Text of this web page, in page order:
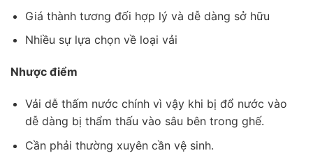
Giá thành tương đối hợp lý và dễ dàng sở hữu
Nhiều sự lựa chọn về loại vải
Nhược điểm
Vải dễ thấm nước chính vì vậy khi bị đổ nước vào
dễ dàng bị thẩm thấu vào sâu bên trong ghế.
Cần phải thường xuyên cần vệ sinh.